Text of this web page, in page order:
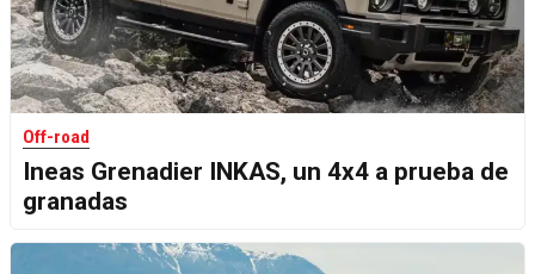
Off-road
Ineas Grenadier INKAS, un 4x4 a prueba de
granadas